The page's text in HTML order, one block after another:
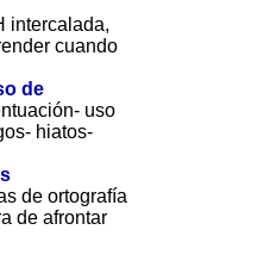
intercalada,
cuando
de
uso
hiatos-
de ortografía
de afrontar